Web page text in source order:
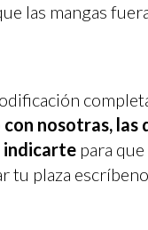
las mangas
nosotras, las
indicartepara que
tu plaza